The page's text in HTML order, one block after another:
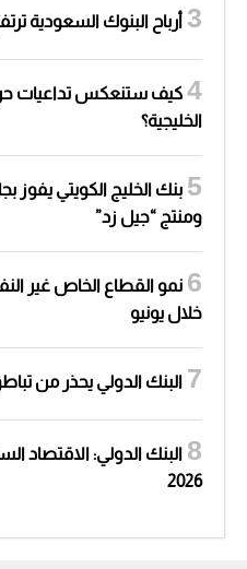
أرباح البنوك السعودية ترتفع 7.9% خلال النصف
كيف ستنعكس تداعيات حرب
الخليجية؟
بنك الخليج الكويتي يفوز
ومنتج “جيل زد”
نمو القطاع الخاص غير
خلال يونيو
البنك الدولي يحذر من
2026